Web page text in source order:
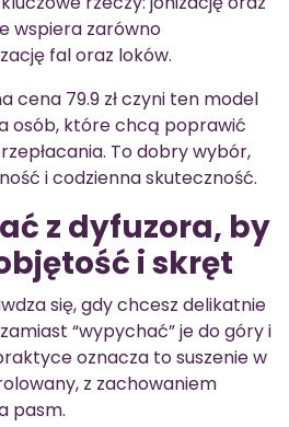
wspiera zarówno
fal oraz loków.
cena 79.9 zł czyni ten model
osób, które chcą poprawić
To dobry wybór,
i codzienna skuteczność.
z dyfuzora, by
i skręt
się, gdy chcesz delikatnie
“wypychać” je do góry i
oznacza to suszenie w
z zachowaniem
pasm.